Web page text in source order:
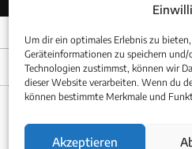
Um dir ein optimales Erlebnis zu
Geräteinformationen zu speichern
Technologien zustimmst, können wir
dieser Website verarbeiten. Wenn du
können bestimmte Merkmale und
Akzeptieren